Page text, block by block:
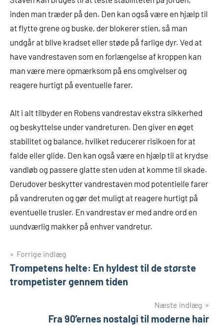
inden man træder på den. Den kan også være en hjælp til
at flytte grene og buske, der blokerer stien, så man
undgår at blive kradset eller støde på farlige dyr. Ved at
have vandrestaven som en forlængelse af kroppen kan
man være mere opmærksom på ens omgivelser og
reagere hurtigt på eventuelle farer.
Alt i alt tilbyder en Robens vandrestav ekstra sikkerhed
og beskyttelse under vandreturen. Den giver en øget
stabilitet og balance, hvilket reducerer risikoen for at
falde eller glide. Den kan også være en hjælp til at krydse
vandløb og passere glatte sten uden at komme til skade.
Derudover beskytter vandrestaven mod potentielle farer
på vandreruten og gør det muligt at reagere hurtigt på
eventuelle trusler. En vandrestav er med andre ord en
uundværlig makker på enhver vandretur.
Indlægsnavigation
Forrige indlæg
Trompetens helte: En hyldest til de største
trompetister gennem tiden
Næste indlæg
Fra 90’ernes nostalgi til moderne hair